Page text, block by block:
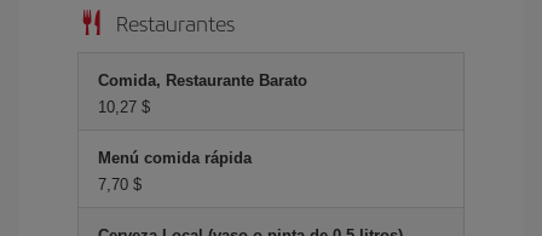
Restaurantes
Comida, Restaurante Barato
10,27 $
Menú comida rápida
7,70 $